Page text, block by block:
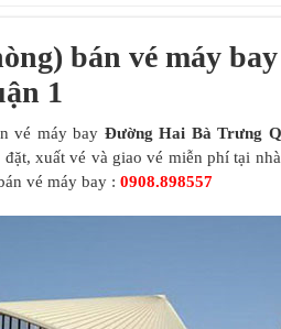
bán vé máy
1
vé máy bay Đường Hai Bà Trưng
đặt, xuất vé và giao vé miễn phí tại
vé máy bay : 0908.898557